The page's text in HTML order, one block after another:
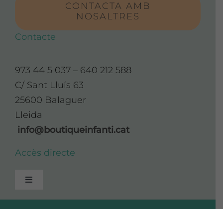
CONTACTA AMB
NOSALTRES
Contacte
973 44 5 037 – 640 212 588
C/ Sant Lluís 63
25600 Balaguer
Lleida
info@boutiqueinfanti.cat
Accès directe
Toggle